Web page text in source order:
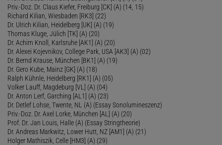
Priv.-Doz. Dr. Claus Kiefer, Freiburg [CK] (A) (14, 15)
Richard Kilian, Wiesbaden [RK3] (22)
Dr. Ulrich Kilian, Heidelberg [UK] (A) (19)
Thomas Kluge, Jülich [TK] (A) (20)
Dr. Achim Knoll, Karlsruhe [AK1] (A) (20)
Dr. Alexei Kojevnikov, College Park, USA [AK3] (A) (02)
Dr. Bernd Krause, München [BK1] (A) (19)
Dr. Gero Kube, Mainz [GK] (A) (18)
Ralph Kühnle, Heidelberg [RK1] (A) (05)
Volker Lauff, Magdeburg [VL] (A) (04)
Dr. Anton Lerf, Garching [AL1] (A) (23)
Dr. Detlef Lohse, Twente, NL (A) (Essay Sonolumineszenz)
Priv.-Doz. Dr. Axel Lorke, München [AL] (A) (20)
Prof. Dr. Jan Louis, Halle (A) (Essay Stringtheorie)
Dr. Andreas Markwitz, Lower Hutt, NZ [AM1] (A) (21)
Holger Mathiszik, Celle [HM3] (A) (29)